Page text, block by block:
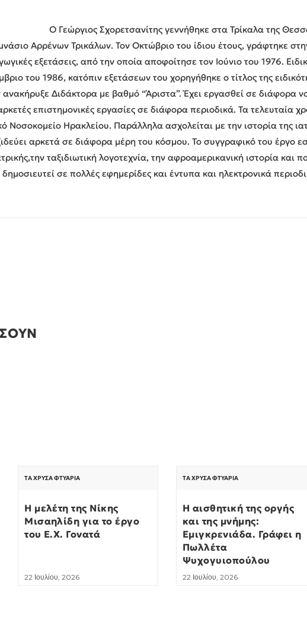
Ο Γεώργιος Σχορετσανίτης γεννήθηκε στα Τρίκαλα της
Αρρένων Τρικάλων. Τον Οκτώβριο του ίδιου έτους, γράφτηκε
εξετάσεις, από την οποία αποφοίτησε τον Ιούνιο του 1976.
του 1986, κατόπιν εξετάσεων του χορηγήθηκε ο τίτλος της
Διδάκτορα με βαθμό “Άριστα”. Έχει εργασθεί σε διάφορα
επιστημονικές εργασίες σε διάφορα περιοδικά. Τα τελευταία
Νοσοκομείο Ηρακλείου. Παράλληλα ασχολείται με την ιστορία της
αρκετά σε διάφορα μέρη του κόσμου. Το συγγραφικό του έργο
ταξιδιωτική λογοτεχνία, την αφροαμερικανική ιστορία και
δημοσιευτεί σε πολλές εφημερίδες και έντυπα και ηλεκτρονικά
ΤΑ ΧΡΥΣΆ ΦΤΥΆΡΙΑ
Η μελέτη της Νίκης
Μισαηλίδη για το έργο
του Ε.Χ. Γονατά
22 Ιουλίου, 2026
ΤΑ ΧΡΥΣΆ ΦΤΥΆΡΙΑ
Η αισθητική της οργής
και της μνήμης:
Εμιγκρενιάδα. Γράφει η
Πωλλέτα
Ψυχογυιοπούλου
22 Ιουλίου, 2026